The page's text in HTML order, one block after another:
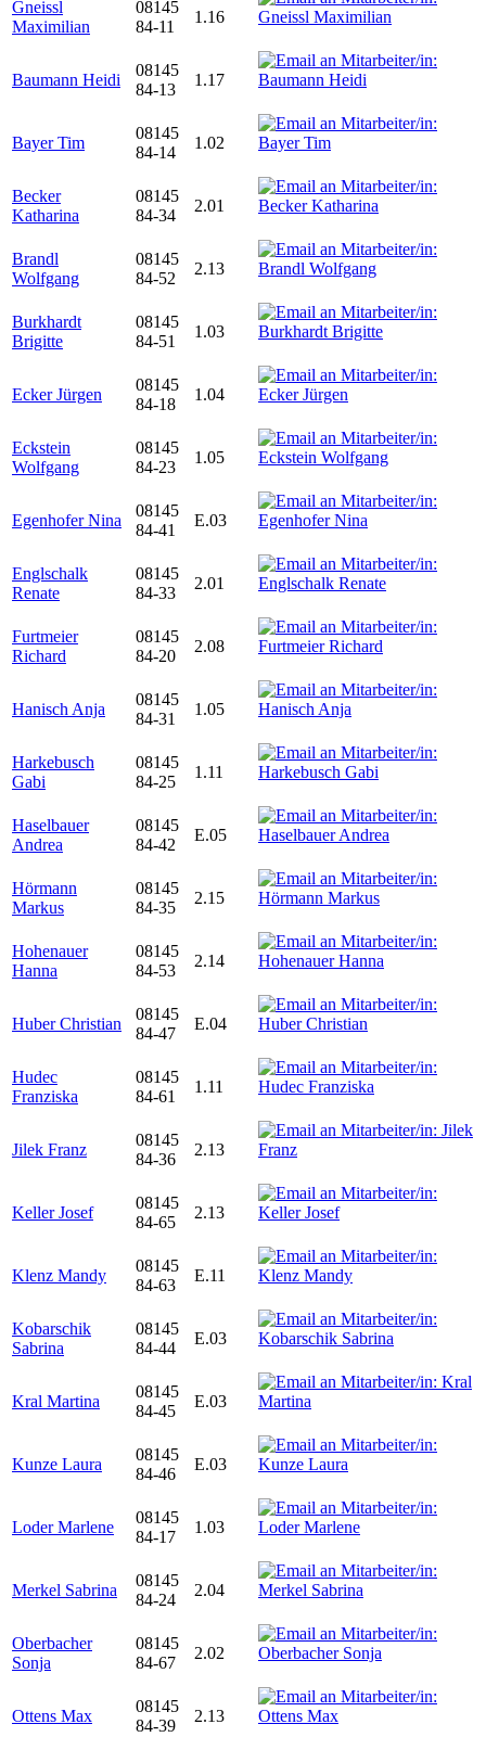
Gneissl
Maximilian
08145
84-11
1.16
Baumann Heidi
08145
84-13
1.17
Bayer Tim
08145
84-14
1.02
Becker
Katharina
08145
84-34
2.01
Brandl
Wolfgang
08145
84-52
2.13
Burkhardt
Brigitte
08145
84-51
1.03
Ecker Jürgen
08145
84-18
1.04
Eckstein
Wolfgang
08145
84-23
1.05
Egenhofer Nina
08145
84-41
E.03
Englschalk
Renate
08145
84-33
2.01
Furtmeier
Richard
08145
84-20
2.08
Hanisch Anja
08145
84-31
1.05
Harkebusch
Gabi
08145
84-25
1.11
Haselbauer
Andrea
08145
84-42
E.05
Hörmann
Markus
08145
84-35
2.15
Hohenauer
Hanna
08145
84-53
2.14
Huber Christian
08145
84-47
E.04
Hudec
Franziska
08145
84-61
1.11
Jilek Franz
08145
84-36
2.13
Keller Josef
08145
84-65
2.13
Klenz Mandy
08145
84-63
E.11
Kobarschik
Sabrina
08145
84-44
E.03
Kral Martina
08145
84-45
E.03
Kunze Laura
08145
84-46
E.03
Loder Marlene
08145
84-17
1.03
Merkel Sabrina
08145
84-24
2.04
Oberbacher
Sonja
08145
84-67
2.02
Ottens Max
08145
84-39
2.13